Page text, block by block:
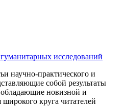
исследований
научно-практического и
собой результаты
новизной и
круга читателей